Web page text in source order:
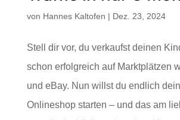
von Hannes Kaltofen | Dez. 23, 2024
Stell dir vor, du verkaufst deinen
schon erfolgreich auf Marktplätzen
und eBay. Nun willst du endlich
Onlineshop starten – und das am